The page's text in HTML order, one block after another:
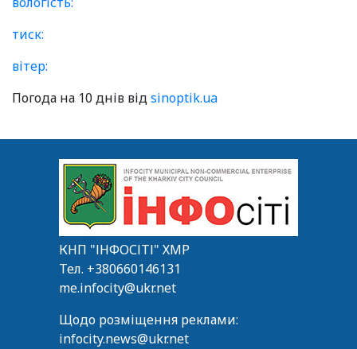
тиск:
вітер:
Погода на 10 днів відsinoptik.ua
КНП "ІНФОСІТІ" ХМР
Тел. +380660146131
me.infocity@ukr.net
Щодо розміщення реклами:
infocity.news@ukr.net